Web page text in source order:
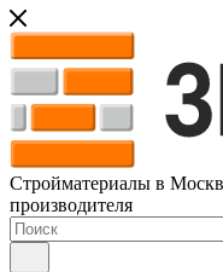
Стройматериалы в
производителя